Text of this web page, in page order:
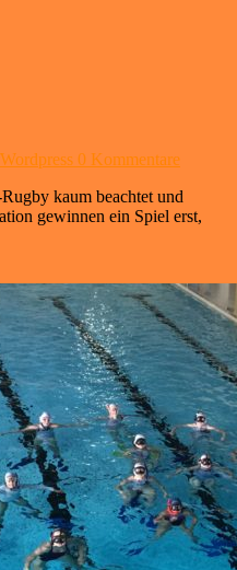
0 Kommentare
kaum beachtet und
gewinnen ein Spiel erst,